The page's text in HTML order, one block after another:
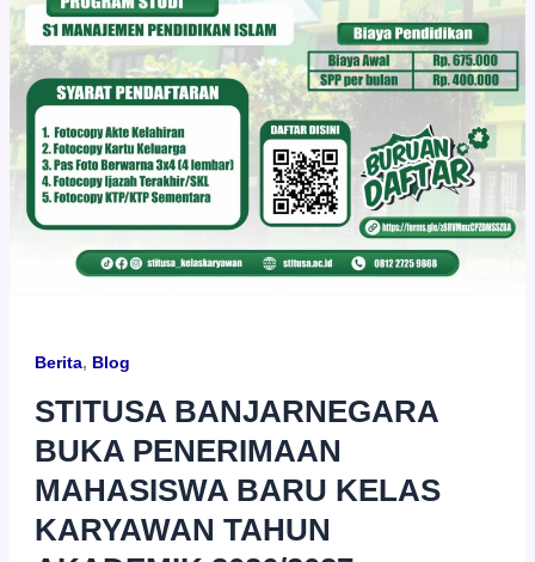
Berita, Blog
STITUSA BANJARNEGARA
BUKA PENERIMAAN
MAHASISWA BARU KELAS
KARYAWAN TAHUN